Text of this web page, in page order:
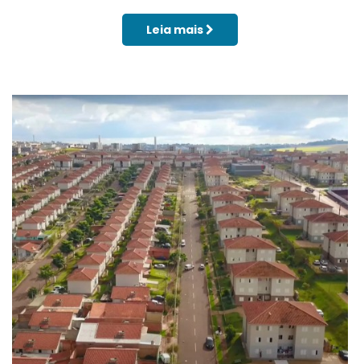
Leia mais